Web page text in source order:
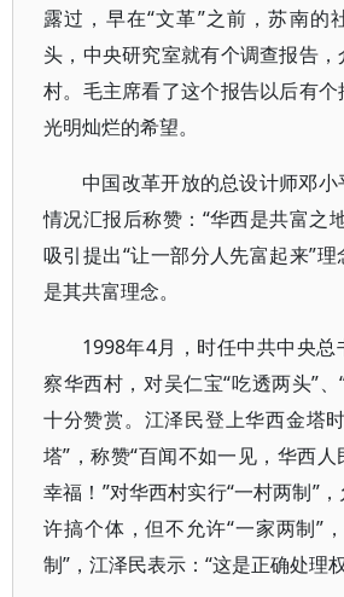
露过，早在“文革”之前，苏南的
头，中央研究室就有个调查报告
村。毛主席看了这个报告以后有
光明灿烂的希望。
中国改革开放的总设计师邓
情况汇报后称赞：“华西是共富之
吸引提出“让一部分人先富起来”
是其共富理念。
1998年4月，时任中共中央
察华西村，对吴仁宝“吃透两头”
十分赞赏。江泽民登上华西金塔
塔”，称赞“百闻不如一见，华西
幸福！”对华西村实行“一村两制”
许搞个体，但不允许“一家两制”
制”，江泽民表示：“这是正确处理